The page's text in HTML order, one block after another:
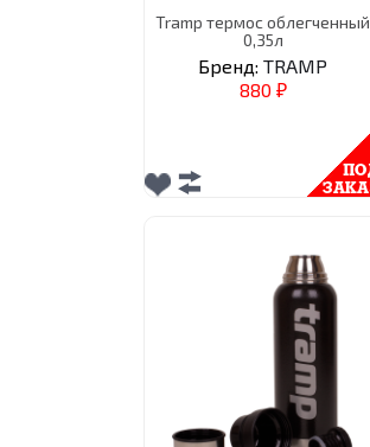
Tramp термос облегченный
0,35л
Бренд: TRAMP
880 ₽